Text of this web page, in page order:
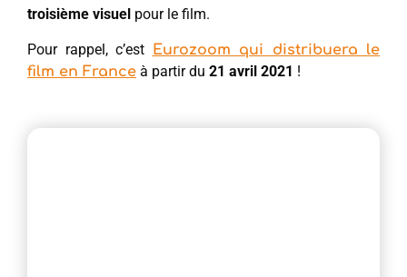
troisième visuel pour le film.
Pour rappel, c’est Eurozoom qui distribuera le
film en France à partir du 21 avril 2021 !